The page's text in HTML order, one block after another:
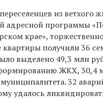
из ветхого
адресной программы
крае»,
получили 36
выделено 49,3 млн
ЖКХ, 30,4
32
удалось